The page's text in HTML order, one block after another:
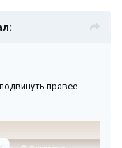
правее.